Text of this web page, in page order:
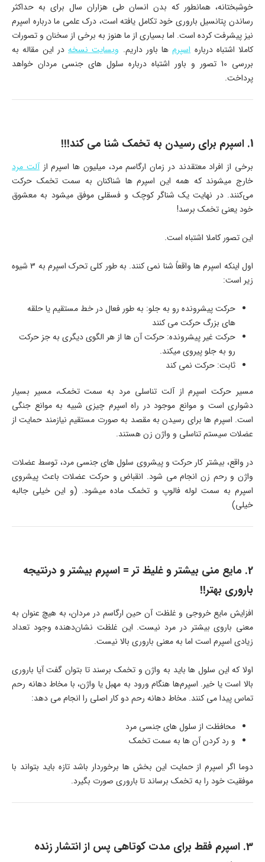
خوشبختانه، همانطور که بدن انسان طی هزاران سال برای به حداکثر
رساندن پتانسیل باروری خود تکامل یافته است، درک علمی ما درباره اسپرم
نیز پیشرفت کرده است. اما بسیاری از ما هنوز به برخی از سخنان و تصورات
کاملا اشتباه دربارهاسپرمها باور داریم.وبسایت نسخه در این مقاله به
بررسی 10 تصور و باور اشتباه درباره سلول های جنسی مردان خواهد
پرداخت.
1. اسپرم برای رسیدن به تخمک شنا می کند!!!
برخی از افراد معتقدند در زمان ارگاسم مرد، میلیون ها اسپرم ازآلت مرد
خارج میشوند که همه این اسپرم ها شناکنان به سمت تخمک حرکت
می‌کنند. در نهایت یک شناگر کوچک و فسقلی موفق میشود به معشوق
خود یعنی تخمک برسد!
این تصور کاملا اشتباه است.
اول اینکه اسپرم ها واقعاً شنا نمی کنند. به طور کلی تحرک اسپرم به 3 شیوه
زیر است:
حرکت پیشرونده رو به جلو: به طور فعال در خط مستقیم یا حلقه
های بزرگ حرکت می کنند
حرکت غیر پیشرونده: حرکت آن ها از هر الگوی دیگری به جز حرکت
رو به جلو پیروی میکند.
ثابت: حرکت نمی کند
مسیر حرکت اسپرم از آلت تناسلی مرد به سمت تخمک، مسیر بسیار
دشواری است و موانع موجود در راه اسپرم چیزی شبیه به موانع جنگی
است. اسپرم ها برای رسیدن به مقصد به صورت مستقیم نیازمند حمایت از
عضلات سیستم تناسلی و واژن زن هستند.
در واقع، بیشتر کار حرکت و پیشروی سلول های جنسی مرد، توسط عضلات
واژن و رحم زن انجام می شود. انقباض و حرکت عضلات باعث پیشروی
اسپرم به سمت لوله فالوپ و تخمک ماده میشود. (و این خیلی جالبه
خیلی)
2. مایع منی بیشتر و غلیظ تر = اسپرم بیشتر و درنتیجه
باروری بهتر!!
افزایش مایع خروجی و غلظت آن حین ارگاسم در مردان، به هیچ عنوان به
معنی باروی بیشتر در مرد نیست. این غلظت نشان‌دهنده وجود تعداد
زیادی اسپرم است اما به معنی باروری بالا نیست.
اولا که این سلول ها باید به واژن و تخمک برسند تا بتوان گفت آیا باروری
بالا است یا خیر. اسپرم‌ها هنگام ورود به مهبل یا واژن، با مخاط دهانه رحم
تماس پیدا می کنند. مخاط دهانه رحم دو کار اصلی را انجام می دهد:
محافظت از سلول های جنسی مرد
و رد کردن آن ها به سمت تخمک
دوما اگر اسپرم از حمایت این بخش ها برخوردار باشد تازه باید بتواند با
موفقیت خود را به تخمک برساند تا باروری صورت بگیرد.
3. اسپرم فقط برای مدت کوتاهی پس از انتشار زنده